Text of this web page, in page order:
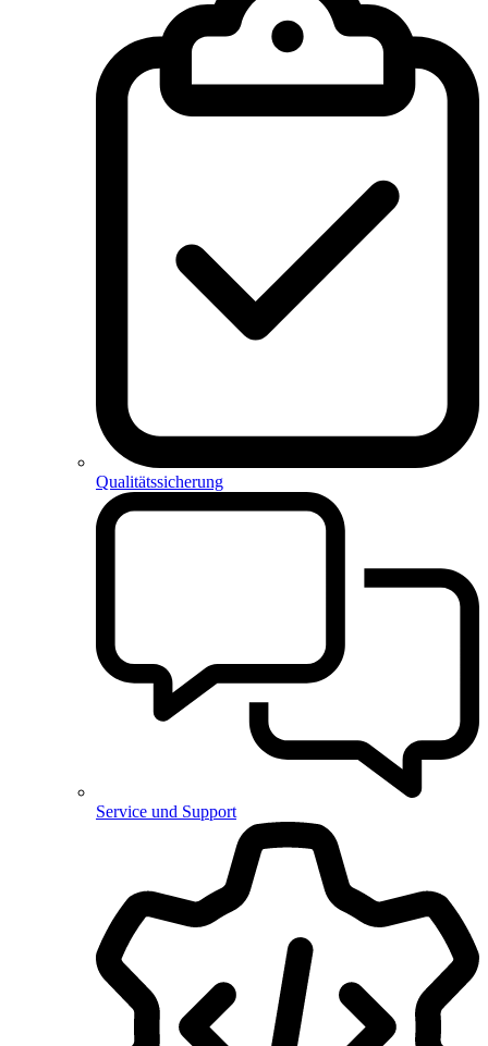
Qualitätssicherung
Service und Support